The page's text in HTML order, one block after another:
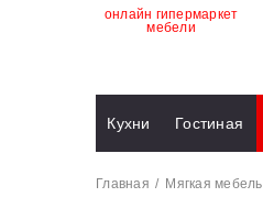
онлайн гипермаркет
мебели
Кухни Гостиная
Главная Мягкая мебель